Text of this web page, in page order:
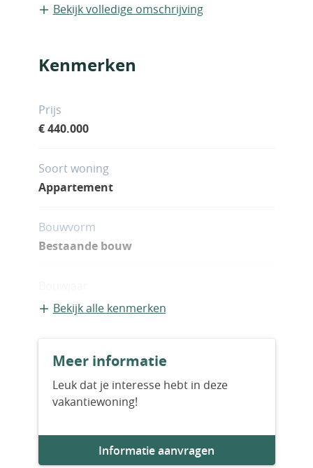
Bekijk volledige omschrijving
Kenmerken
Prijs
€ 440.000
Soort woning
Appartement
Bouwvorm
Bestaande bouw
2027
Aantal badkamers
Woningfaciliteiten
Bekijk alle kenmerken
Meer informatie
Leuk dat je interesse hebt in deze
vakantiewoning!
Informatie aanvragen